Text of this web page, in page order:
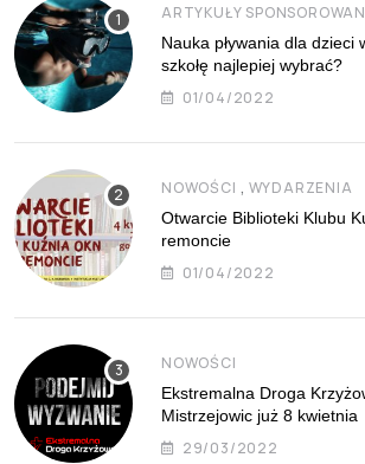
ARTYKUŁY
Nauka pływania dla dzieci
szkołę najlepiej wybrać?
01/04/2022
NOWOŚCI , WYDARZENIA
Otwarcie Biblioteki Klubu
remoncie
01/04/2022
NOWOŚCI
Ekstremalna Droga
Mistrzejowic już 8 kwietnia
29/03/2022